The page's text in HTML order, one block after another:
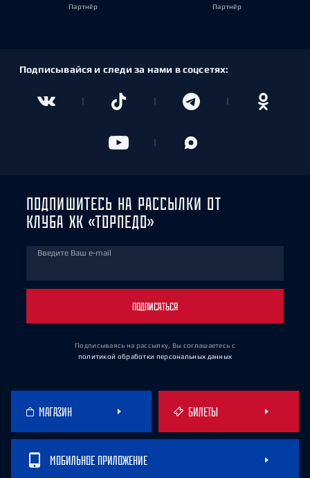
Партнёр Партнёр
Подписывайся и следи за нами в соцсетях:
ПОДПИШИТЕСЬ НА РАССЫЛКИ ОТ
КЛУБА ХК «ТОРПЕДО»
Введите Ваш e-mail
ПОДПИСАТЬСЯ
Подписываясь на рассылку, Вы соглашаетесь с
политикой обработки персональных данных
МАГАЗИН БИЛЕТЫ
МОБИЛЬНОЕ ПРИЛОЖЕНИЕ